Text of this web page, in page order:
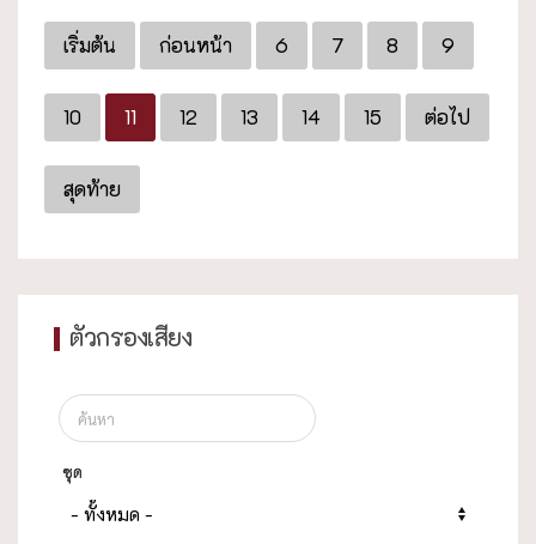
เริ่มต้น ก่อนหน้า 6 7 8 9
10 11 12 13 14 15 ต่อไป
สุดท้าย
ตัวกรองเสียง
ชุด